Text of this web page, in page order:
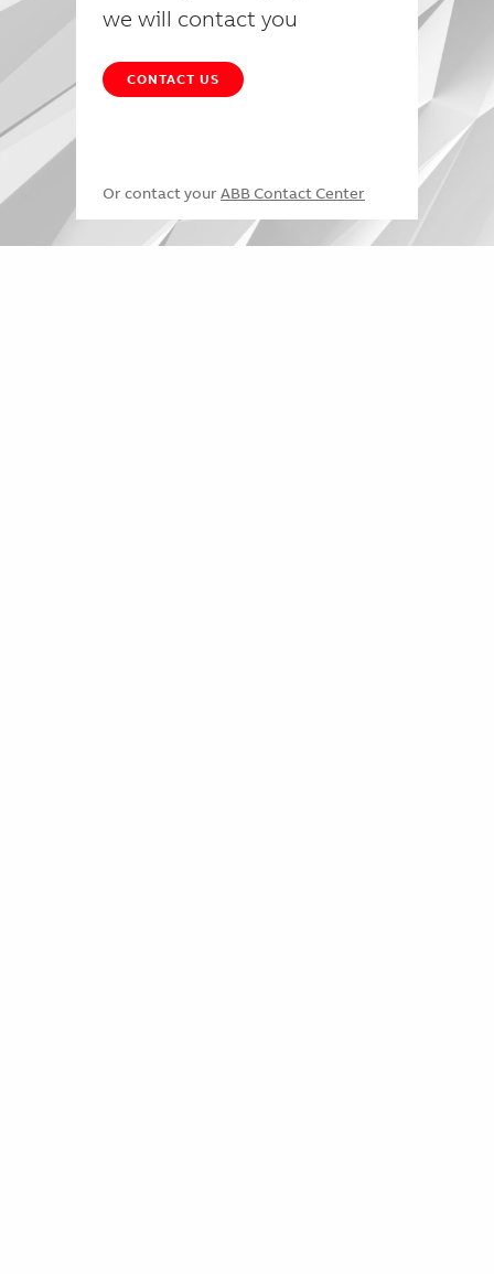
we will contact you
CONTACT US
Or contact your ABB Contact Center